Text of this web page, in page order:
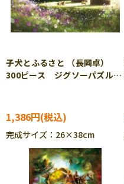
子犬とふるさと （長岡卓）
300ピース ジグソーパズル
1,386円
完成サイズ：26×38cm